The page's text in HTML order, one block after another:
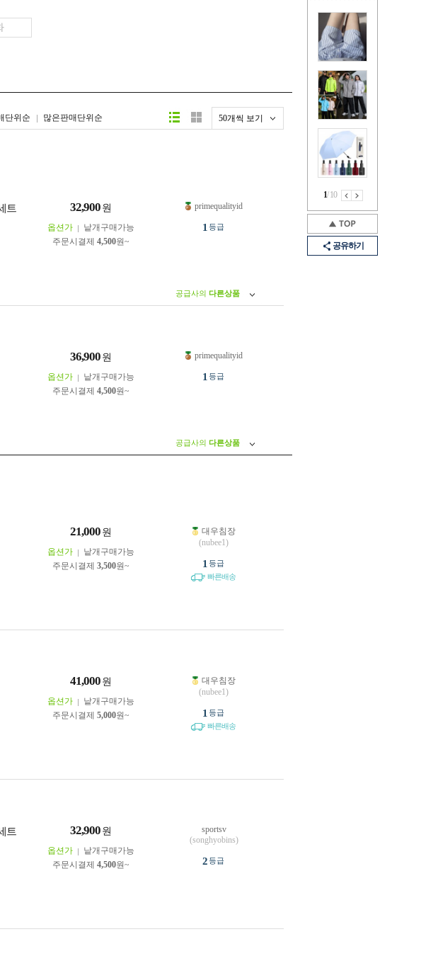
1/10
공유하기
단위순 많은판매단위순 50개씩 보기
트
32,900 원
옵션가
낱개구매가능
주문시결제 4,500원~
primequalityid
1 등급
공급사의 다른상품
36,900 원
옵션가
낱개구매가능
주문시결제 4,500원~
primequalityid
1 등급
공급사의 다른상품
21,000 원
옵션가
낱개구매가능
주문시결제 3,500원~
대우침장
(nubee1)
1 등급
빠른배송
41,000 원
옵션가
낱개구매가능
주문시결제 5,000원~
대우침장
(nubee1)
1 등급
빠른배송
트
32,900 원
옵션가
낱개구매가능
주문시결제 4,500원~
sportsv
(songhyobins)
2등급